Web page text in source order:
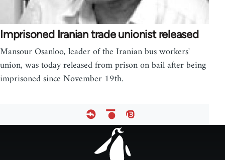
Imprisoned Iranian trade unionist released
Mansour Osanloo, leader of the Iranian bus workers'
union, was today released from prison on bail after being
imprisoned since November 19th.